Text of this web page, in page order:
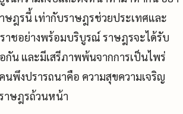
ฎรนี้ เท่ากับราษฎรช่วยประเทศและ
าชอย่างพร้อมบริบูรณ์ ราษฎรจะได้รับ
น และมีเสรีภาพพ้นจากการเป็นไพร่
พึงปรารถนาคือ ความสุขความเจริญ
าษฎรถ้วนหน้า